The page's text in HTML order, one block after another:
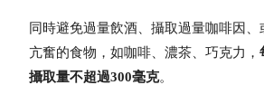
同時避免過量飲酒、攝取過量咖啡因
亢奮的食物，如咖啡、濃茶、巧克力，
攝取量不超過300毫克。